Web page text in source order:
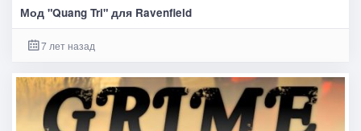
Мод "Quang Tri" для Ravenfield
7 лет назад